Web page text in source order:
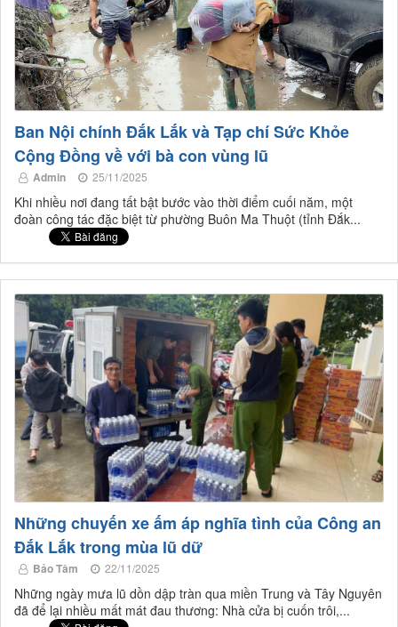
Ban Nội chính Đắk Lắk và Tạp chí Sức Khỏe
Cộng Đồng về với bà con vùng lũ
Admin 25/11/2025
Khi nhiều nơi đang tất bật bước vào thời điểm cuối năm, một
đoàn công tác đặc biệt từ phường Buôn Ma Thuột (tỉnh Đắk...
Những chuyến xe ấm áp nghĩa tình của Công an
Đắk Lắk trong mùa lũ dữ
Bảo Tâm 22/11/2025
Những ngày mưa lũ dồn dập tràn qua miền Trung và Tây Nguyên
đã để lại nhiều mất mát đau thương: Nhà cửa bị cuốn trôi,...